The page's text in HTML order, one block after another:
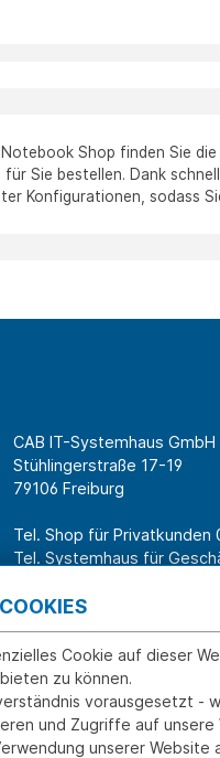
Shop finden Sie
Sie bestellen. Dank
Konfigurationen, sodass
CAB IT-Systemhaus GmbH
Stühlingerstraße 17-19
79106 Freiburg
Tel. Shop für Privatkunden
Tel. Systemhaus für
Über CAB
Karriere
Sponsoring
Partner
Cookie auf dieser
zu können.
vorausgesetzt -
und Zugriffe auf
unserer